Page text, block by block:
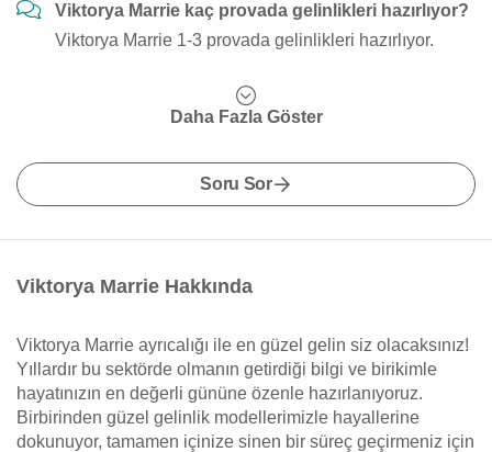
Viktorya Marrie kaç provada gelinlikleri hazırlıyor?
Viktorya Marrie 1-3 provada gelinlikleri hazırlıyor.
Daha Fazla Göster
Soru Sor
Viktorya Marrie Hakkında
Viktorya Marrie ayrıcalığı ile en güzel gelin siz olacaksınız!
Yıllardır bu sektörde olmanın getirdiği bilgi ve birikimle
hayatınızın en değerli gününe özenle hazırlanıyoruz.
Birbirinden güzel gelinlik modellerimizle hayallerine
dokunuyor, tamamen içinize sinen bir süreç geçirmeniz için